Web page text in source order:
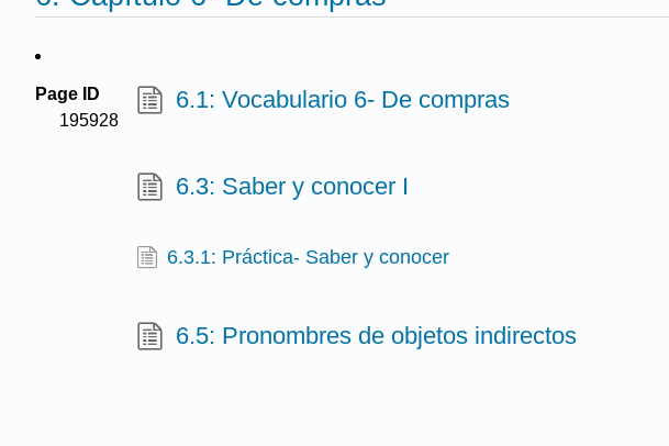
Page ID
195928
6.1: Vocabulario 6- De compras
6.3: Saber y conocer I
6.3.1: Práctica- Saber y conocer
6.5: Pronombres de objetos indirectos